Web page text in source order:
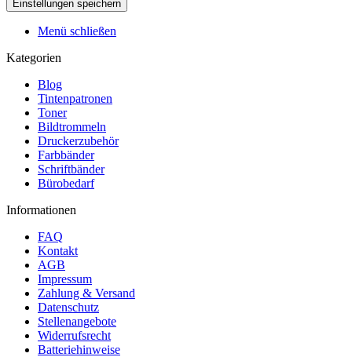
Menü schließen
Kategorien
Blog
Tintenpatronen
Toner
Bildtrommeln
Druckerzubehör
Farbbänder
Schriftbänder
Bürobedarf
Informationen
FAQ
Kontakt
AGB
Impressum
Zahlung & Versand
Datenschutz
Stellenangebote
Widerrufsrecht
Batteriehinweise